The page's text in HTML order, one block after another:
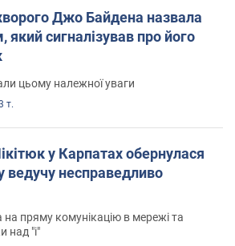
Джо Байдена назвала
сигналізував про його
цьому належної уваги
т.
у Карпатах обернулася
несправедливо
пряму комунікацію в мережі та
над "і"